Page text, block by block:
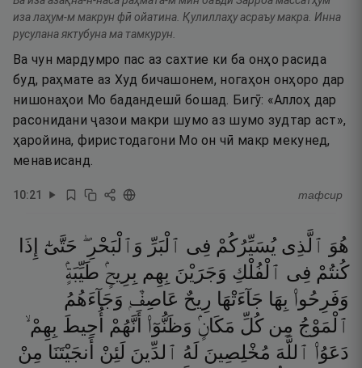
иза лаҳум-м макрун фӣ ойатина. Қулиллаҳу асраъу макра. Инна
русулана яктубуна ма тамкурун.
Ва чун мардумро пас аз сахтие ки ба онҳо расида
буд, раҳмате аз Худ бичашонем, ногаҳон онҳоро дар
нишонаҳои Мо бадандешӣ бошад. Бигӯ: «Аллоҳ дар
расонидани ҷазои макри шумо аз шумо зудтар аст»,
ҳаройина, фиристодагони Мо он чӣ макр мекунед,
менависанд.
10:21 тафсир
هُوَ ٱلَّذِى يُسَيِّرُكُمْ فِى ٱلْبَرِّ وَٱلْبَحْرِ ۖ حَتَّىٰٓ إِذَا
كُنتُمْ فِى ٱلْفُلْكِ وَجَرَيْنَ بِهِم بِرِيحٍۢ طَيِّبَةٍۢ
وَفَرِحُوا۟ بِهَا جَآءَتْهَا رِيحٌ عَاصِفٌۭ وَجَآءَهُمُ
ٱلْمَوْجُ مِن كُلِّ مَكَانٍۢ وَظَنُّوٓا۟ أَنَّهُمْ أُحِيطَ بِهِمْ ۙ
دَعَوُا۟ ٱللَّهَ مُخْلِصِينَ لَهُ ٱلدِّينَ لَئِنْ أَنجَيْتَنَا مِنْ